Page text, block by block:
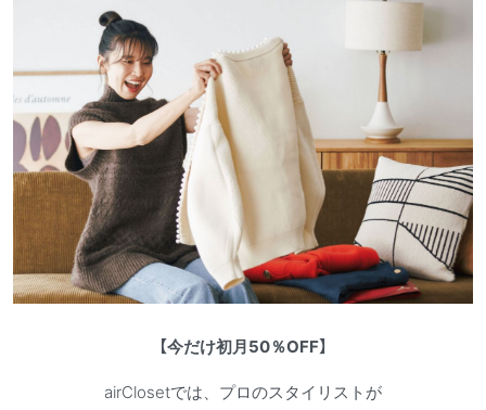
【今だけ初月50％OFF】
airClosetでは、プロのスタイリストが